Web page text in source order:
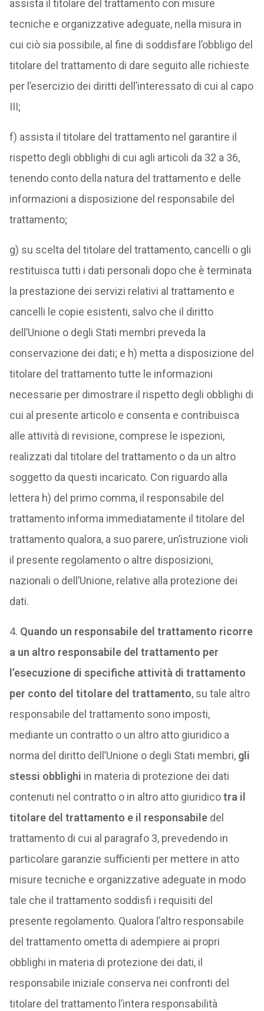
assista il titolare del trattamento con misure
tecniche e organizzative adeguate, nella misura in
cui ciò sia possibile, al fine di soddisfare l’obbligo del
titolare del trattamento di dare seguito alle richieste
per l’esercizio dei diritti dell’interessato di cui al capo
III;
f) assista il titolare del trattamento nel garantire il
rispetto degli obblighi di cui agli articoli da 32 a 36,
tenendo conto della natura del trattamento e delle
informazioni a disposizione del responsabile del
trattamento;
g) su scelta del titolare del trattamento, cancelli o gli
restituisca tutti i dati personali dopo che è terminata
la prestazione dei servizi relativi al trattamento e
cancelli le copie esistenti, salvo che il diritto
dell’Unione o degli Stati membri preveda la
conservazione dei dati; e h) metta a disposizione del
titolare del trattamento tutte le informazioni
necessarie per dimostrare il rispetto degli obblighi di
cui al presente articolo e consenta e contribuisca
alle attività di revisione, comprese le ispezioni,
realizzati dal titolare del trattamento o da un altro
soggetto da questi incaricato. Con riguardo alla
lettera h) del primo comma, il responsabile del
trattamento informa immediatamente il titolare del
trattamento qualora, a suo parere, un’istruzione violi
il presente regolamento o altre disposizioni,
nazionali o dell’Unione, relative alla protezione dei
dati.
4. Quando un responsabile del trattamento ricorre
a un altro responsabile del trattamento per
l’esecuzione di specifiche attività di trattamento
per conto del titolare del trattamento, su tale altro
responsabile del trattamento sono imposti,
mediante un contratto o un altro atto giuridico a
norma del diritto dell’Unione o degli Stati membri, gli
stessi obblighi in materia di protezione dei dati
contenuti nel contratto o in altro atto giuridicotra il
titolare del trattamento e il responsabiledel
trattamento di cui al paragrafo 3, prevedendo in
particolare garanzie sufficienti per mettere in atto
misure tecniche e organizzative adeguate in modo
tale che il trattamento soddisfi i requisiti del
presente regolamento. Qualora l’altro responsabile
del trattamento ometta di adempiere ai propri
obblighi in materia di protezione dei dati, il
responsabile iniziale conserva nei confronti del
titolare del trattamento l’intera responsabilità